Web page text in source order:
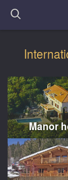
Manor